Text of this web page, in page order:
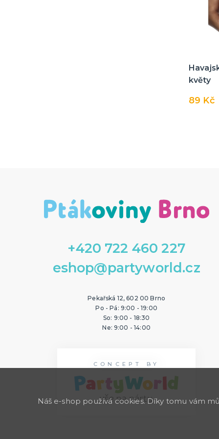
květy
89 Kč
+420 722 460 227
eshop@partyworld.cz
Pekařská 12, 602 00 Brno
Po - Pá: 9:00 - 19:00
So: 9:00 - 18:30
Ne: 9:00 - 14:00
CONCEPT BY
Náš e-shop používá cookies. Díky tomu vám